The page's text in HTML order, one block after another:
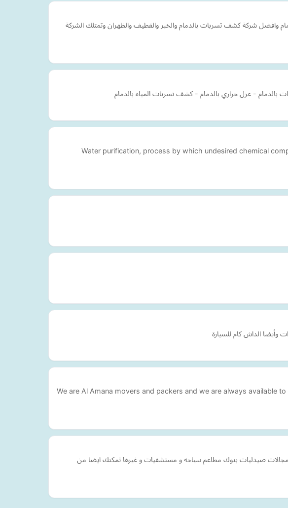
مسابح بالدمام وافضل شركة كشف تسربات بالدمام والخبر والقطيف والظهران وتمتلك الشركة
Water purification, process by which undesired chemical
We are Al Amana movers and packers and we are always available
صيدليات بنوك مطاعم سياحه و مستشفيات و غيرها تمكنك ايضا من